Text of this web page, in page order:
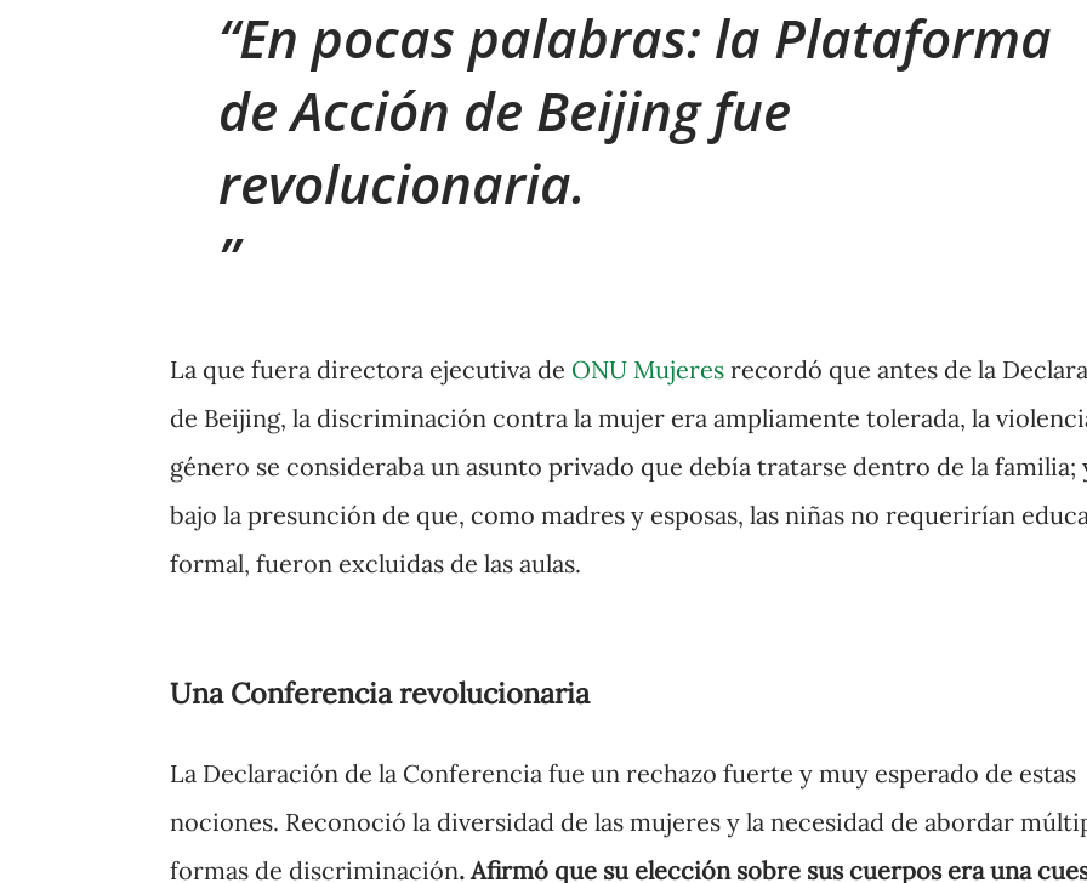
En pocas palabras: la Plataforma
de Acción de Beijing fue
revolucionaria.
La que fuera directora ejecutiva de ONU Mujeres recordó que antes de la
de Beijing, la discriminación contra la mujer era ampliamente tolerada, la
género se consideraba un asunto privado que debía tratarse dentro de la familia;
bajo la presunción de que, como madres y esposas, las niñas no requerirían
formal, fueron excluidas de las aulas.
Una Conferencia revolucionaria
La Declaración de la Conferencia fue un rechazo fuerte y muy esperado de estas
nociones. Reconoció la diversidad de las mujeres y la necesidad de abordar
formas de discriminación. Afirmó que su elección sobre sus cuerpos era una